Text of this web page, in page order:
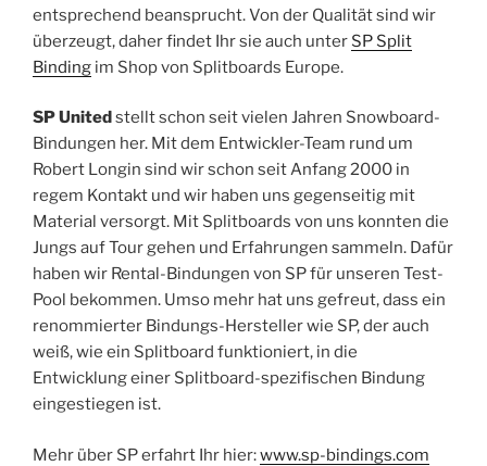
entsprechend beansprucht. Von der Qualität sind wir
überzeugt, daher findet Ihr sie auch unter SP Split
Binding im Shop von Splitboards Europe.
SP Unitedstellt schon seit vielen Jahren Snowboard-
Bindungen her. Mit dem Entwickler-Team rund um
Robert Longin sind wir schon seit Anfang 2000 in
regem Kontakt und wir haben uns gegenseitig mit
Material versorgt. Mit Splitboards von uns konnten die
Jungs auf Tour gehen und Erfahrungen sammeln. Dafür
haben wir Rental-Bindungen von SP für unseren Test-
Pool bekommen. Umso mehr hat uns gefreut, dass ein
renommierter Bindungs-Hersteller wie SP, der auch
weiß, wie ein Splitboard funktioniert, in die
Entwicklung einer Splitboard-spezifischen Bindung
eingestiegen ist.
Mehr über SP erfahrt Ihr hier:www.sp-bindings.com